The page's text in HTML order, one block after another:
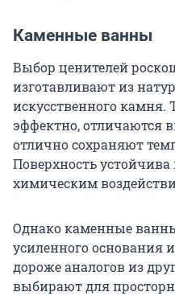
Каменные ванны
Выбор ценителей
изготавливают из
искусственного
эффектно, отличаются
отлично сохраняют
Поверхность
химическим
Однако каменные
усиленного основания
дороже аналогов из
выбирают для